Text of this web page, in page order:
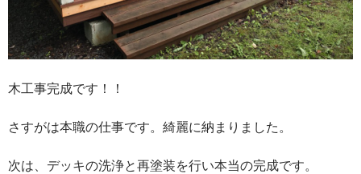
木工事完成です！！
さすがは本職の仕事です。綺麗に納まりました。
次は、デッキの洗浄と再塗装を行い本当の完成です。